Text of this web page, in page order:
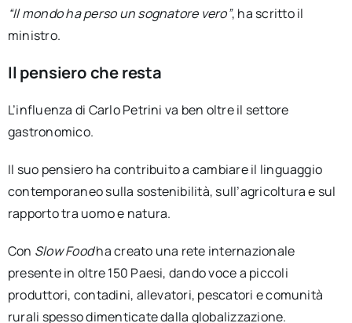
“Il mondo ha perso un sognatore vero”, ha scritto il
ministro.
Il pensiero che resta
L’influenza di Carlo Petrini va ben oltre il settore
gastronomico.
Il suo pensiero ha contribuito a cambiare il linguaggio
contemporaneo sulla sostenibilità, sull’agricoltura e sul
rapporto tra uomo e natura.
Con Slow Foodha creato una rete internazionale
presente in oltre 150 Paesi, dando voce a piccoli
produttori, contadini, allevatori, pescatori e comunità
rurali spesso dimenticate dalla globalizzazione.